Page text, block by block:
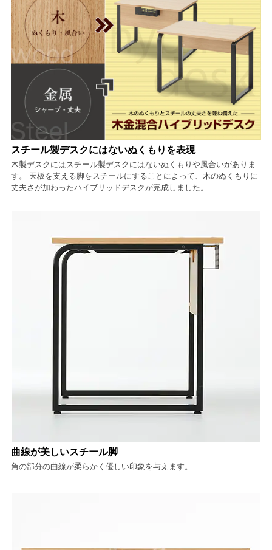
スチール製デスクにはないぬくもりを表現
木製デスクにはスチール製デスクにはないぬくもりや風合いがありま
す。 天板を支える脚をスチールにすることによって、木のぬくもりに
丈夫さが加わったハイブリッドデスクが完成しました。
曲線が美しいスチール脚
角の部分の曲線が柔らかく優しい印象を与えます。